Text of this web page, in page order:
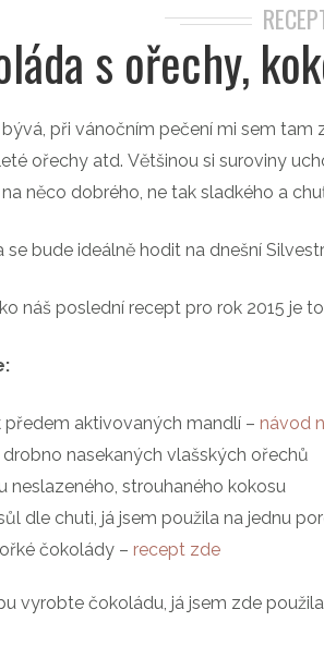
s ořechy,
při vánočním pečení mi sem tam
ořechy atd. Většinou si suroviny
něco dobrého, ne tak sladkého a
bude ideálně hodit na dnešní
náš poslední recept pro rok 2015 je
předem aktivovaných mandlí – návod
drobno nasekaných vlašských ořechů
neslazeného, strouhaného kokosu
dle chuti, já jsem použila na jednu
čokolády – recept zde
vyrobte čokoládu, já jsem zde